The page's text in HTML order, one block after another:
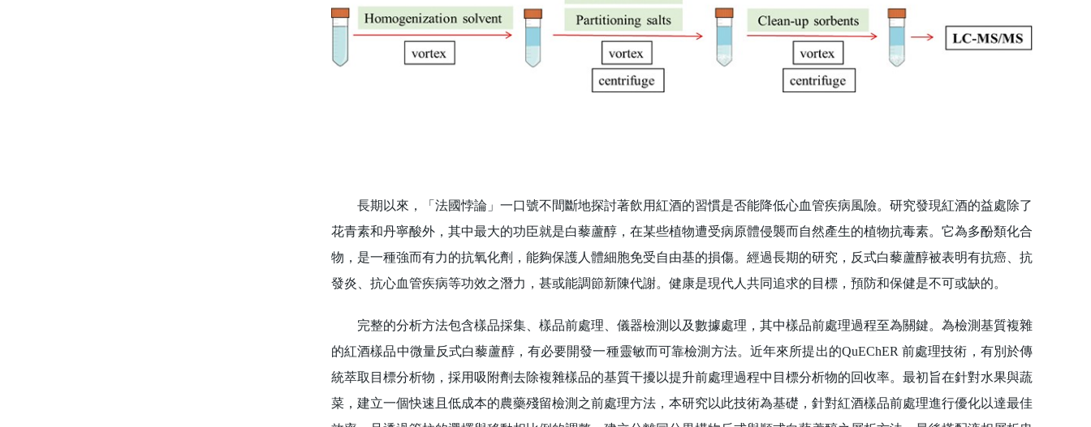
長期以來，「法國悖論」一口號不間斷地探討著飲用紅酒的習慣是否能降低心血管疾病風險。研究發現紅酒的益處除了
花青素和丹寧酸外，其中最大的功臣就是白藜蘆醇，在某些植物遭受病原體侵襲而自然產生的植物抗毒素。它為多酚類化合
物，是一種強而有力的抗氧化劑，能夠保護人體細胞免受自由基的損傷。經過長期的研究，反式白藜蘆醇被表明有抗癌、抗
發炎、抗心血管疾病等功效之潛力，甚或能調節新陳代謝。健康是現代人共同追求的目標，預防和保健是不可或缺的。
完整的分析方法包含樣品採集、樣品前處理、儀器檢測以及數據處理，其中樣品前處理過程至為關鍵。為檢測基質複雜
的紅酒樣品中微量反式白藜蘆醇，有必要開發一種靈敏而可靠檢測方法。近年來所提出的QuEChER 前處理技術，有別於傳
統萃取目標分析物，採用吸附劑去除複雜樣品的基質干擾以提升前處理過程中目標分析物的回收率。最初旨在針對水果與蔬
菜，建立一個快速且低成本的農藥殘留檢測之前處理方法，本研究以此技術為基礎，針對紅酒樣品前處理進行優化以達最佳